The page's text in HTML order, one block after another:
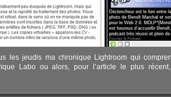
les jeudis ma chronique Lightroom qui
Labo ou alors, pour l’article le plus